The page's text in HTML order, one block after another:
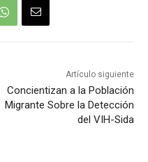
Artículo siguiente
Concientizan a la Población
Migrante Sobre la Detección
del VIH-Sida